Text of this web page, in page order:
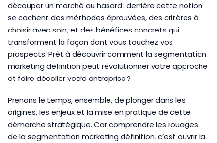
découper un marché au hasard : derrière cette notion
se cachent des méthodes éprouvées, des critères à
choisir avec soin, et des bénéfices concrets qui
transforment la façon dont vous touchez vos
prospects. Prêt à découvrir comment la segmentation
marketing définition peut révolutionner votre approche
et faire décoller votre entreprise ?
Prenons le temps, ensemble, de plonger dans les
origines, les enjeux et la mise en pratique de cette
démarche stratégique. Car comprendre les rouages
de la segmentation marketing définition, c’est ouvrir la